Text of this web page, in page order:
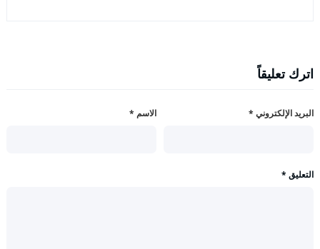
اترك تعليقاً
الاسم * البريد الإلكتروني *
التعليق *